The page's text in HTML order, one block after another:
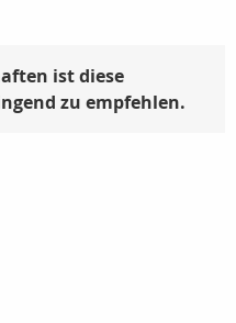
ist diese
zu empfehlen.